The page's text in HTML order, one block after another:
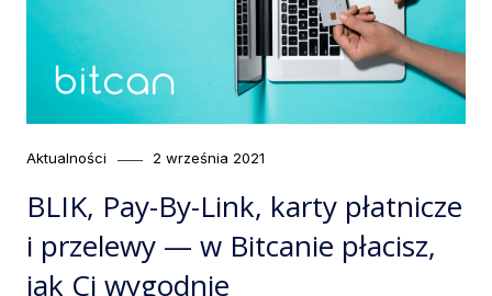
Category
Aktualności
Posted
2 września 2021
BLIK, Pay-By-Link, karty płatnicze
i przelewy — w Bitcanie płacisz,
jak Ci wygodnie